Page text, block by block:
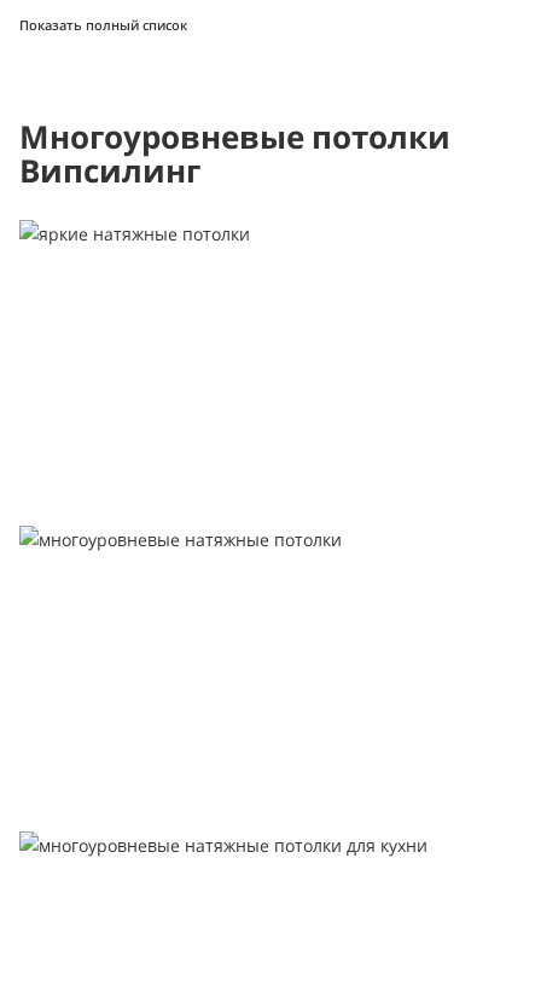
Показать полный список
Многоуровневые потолки
Випсилинг